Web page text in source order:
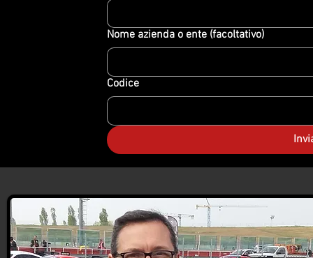
Nome azienda o ente (facoltativo)
Codice